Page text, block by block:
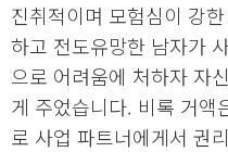
진취적이며 모험심이 강
하고 전도유망한 남자가
으로 어려움에 처하자 자
게 주었습니다. 비록 거액
로 사업 파트너에게서 권